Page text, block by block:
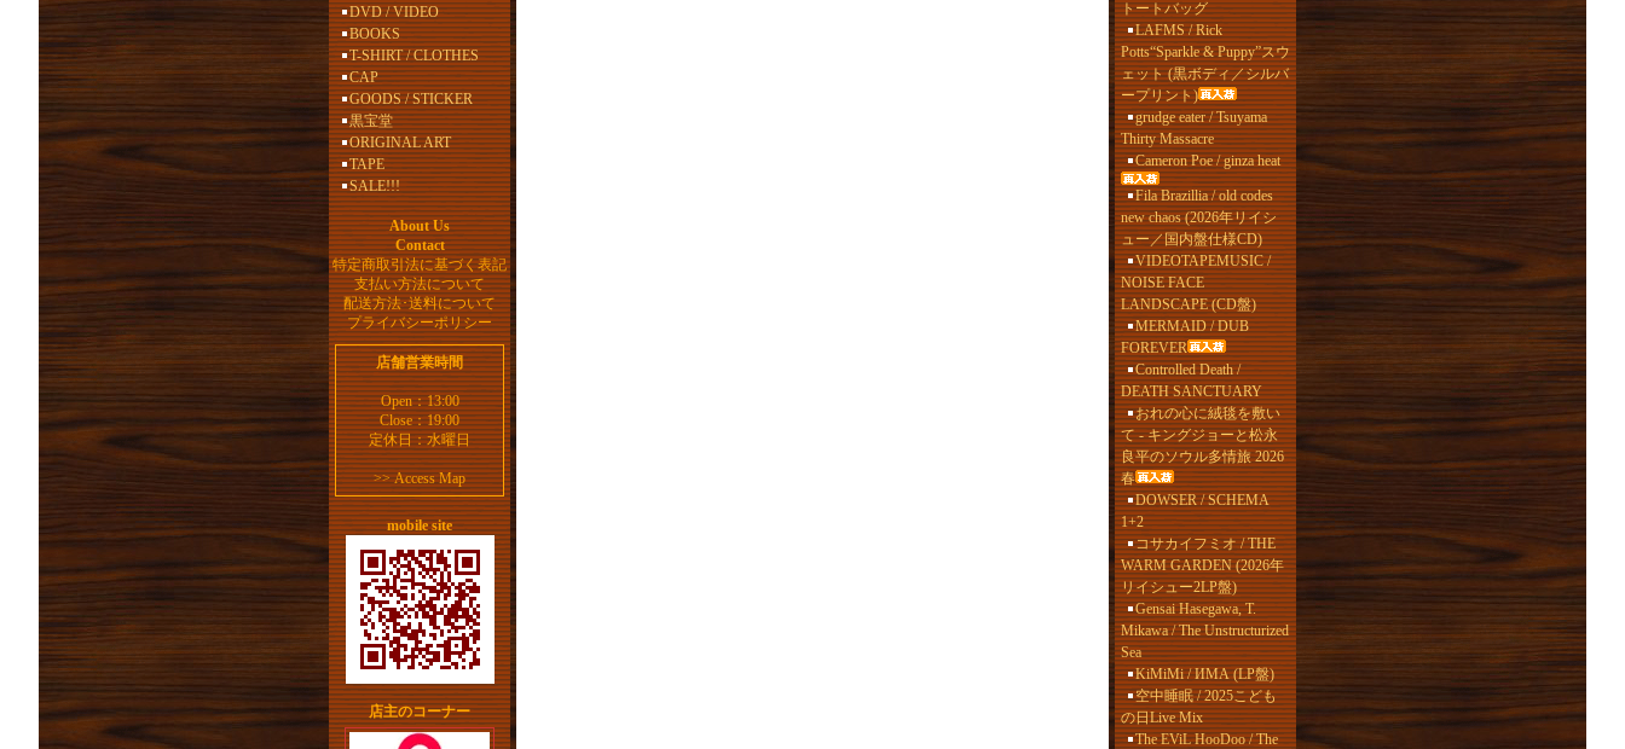
DVD / VIDEO
BOOKS
T-SHIRT / CLOTHES
CAP
GOODS / STICKER
黒宝堂
ORIGINAL ART
TAPE
SALE!!!
About Us
Contact
特定商取引法に基づく表記
支払い方法について
配送方法･送料について
プライバシーポリシー
店舗営業時間
Open：13:00
Close：19:00
定休日：水曜日
>>Access Map
mobile site
店主のコーナー
トートバッグ
LAFMS / Rick
Potts“Sparkle & Puppy”スウ
ェット (黒ボディ／シルバ
ープリント)
grudge eater / Tsuyama
Thirty Massacre
Cameron Poe / ginza heat
Fila Brazillia / old codes
new chaos (2026年リイシ
ュー／国内盤仕様CD)
VIDEOTAPEMUSIC /
NOISE FACE
LANDSCAPE (CD盤)
MERMAID / DUB
FOREVER
Controlled Death /
DEATH SANCTUARY
おれの心に絨毯を敷い
て - キングジョーと松永
良平のソウル多情旅 2026
春
DOWSER / SCHEMA
1+2
コサカイフミオ / THE
WARM GARDEN (2026年
リイシュー2LP盤)
Gensai Hasegawa, T.
Mikawa / The Unstructurized
Sea
KiMiMi / ИМА (LP盤)
空中睡眠 / 2025こども
の日Live Mix
The EViL HooDoo / The